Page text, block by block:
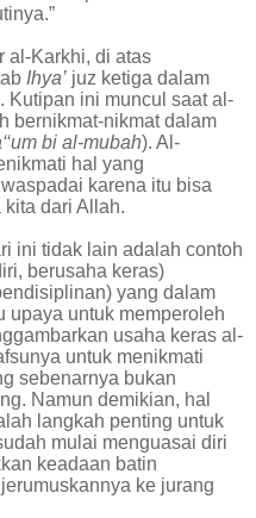
al-Karkhi, di atas
Ihya’ juz ketiga dalam
Kutipan ini muncul saat al-
bernikmat-nikmat dalam
bi al-mubah). Al-
hal yang
karena itu bisa
dari Allah.
ini tidak lain adalah contoh
berusaha keras)
yang dalam
upaya untuk memperoleh
usaha keras al-
untuk menikmati
sebenarnya bukan
Namun demikian, hal
langkah penting untuk
mulai menguasai diri
keadaan batin
ke jurang